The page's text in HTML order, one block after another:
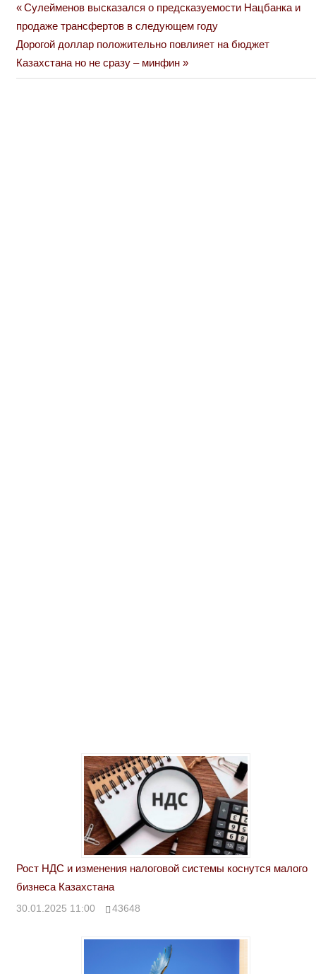
Навигация
по
записям
Previous
Post:
Сулейменов высказался о предсказуемости Нацбанка и
продаже трансфертов в следующем году
Next
Post:
Дорогой доллар положительно повлияет на бюджет
Казахстана но не сразу – минфин
Рост НДС и изменения налоговой системы коснутся малого
бизнеса Казахстана
30.01.2025 11:00 43648